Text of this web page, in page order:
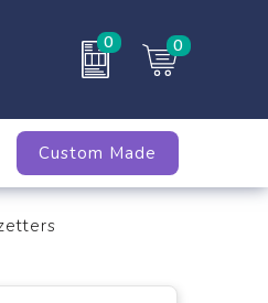
0 0
Custom Made